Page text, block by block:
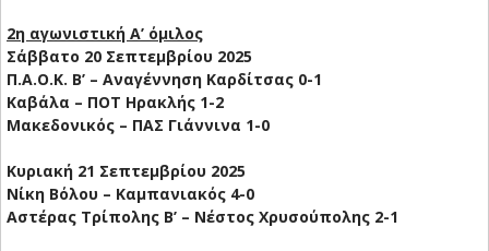
2η αγωνιστική Α’ όμιλος
Σάββατο 20 Σεπτεμβρίου 2025
Π.Α.Ο.Κ. Β’ – Αναγέννηση Καρδίτσας 0-1
Καβάλα – ΠΟΤ Ηρακλής 1-2
Μακεδονικός – ΠΑΣ Γιάννινα 1-0
Κυριακή 21 Σεπτεμβρίου 2025
Νίκη Βόλου – Καμπανιακός 4-0
Αστέρας Τρίπολης B’ – Νέστος Χρυσούπολης 2-1